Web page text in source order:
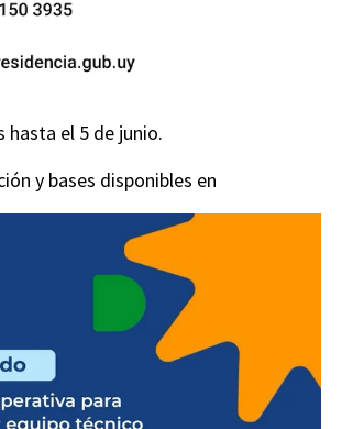
el 5 de junio.
y bases disponibles en